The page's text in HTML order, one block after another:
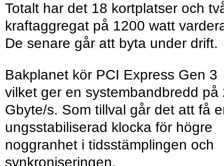
Totalt har det 18 kortplatser och
kraftaggregat på 1200 watt
De senare går att byta under drift.
Bakplanet kör PCI Express Gen 3
vilket ger en systembandbredd på
Gbyte/s. Som tillval går det att få
ungsstabiliserad klocka för högre
noggranhet i tidsstämplingen och
synkroniseringen.